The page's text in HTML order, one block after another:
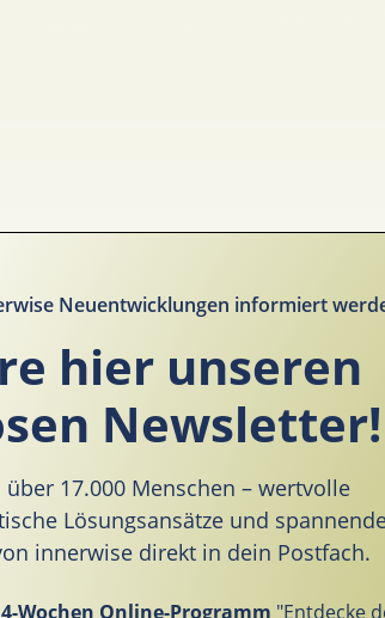
Neuentwicklungen informiert
hier unseren
Newsletter!
17.000 Menschen – wertvolle
Lösungsansätze und
innerwise direkt in dein Postfach.
4-Wochen Online-Programm "Entdecke